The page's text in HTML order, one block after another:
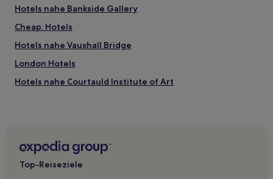
Hotels nahe Bankside Gallery
Cheap: Hotels
Hotels nahe Vauxhall Bridge
London Hotels
Hotels nahe Courtauld Institute of Art
Hotels nahe Priory Church of St George
Oval: Hotels
Top-Reiseziele